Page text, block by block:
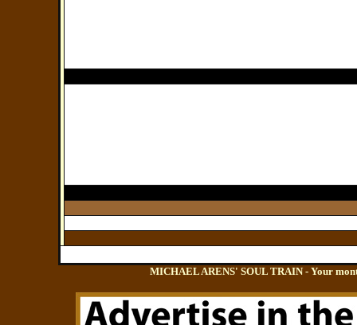
MICHAEL ARENS' SOUL TRAIN - Your